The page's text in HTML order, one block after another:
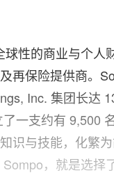
球性的商业与个人
再保险提供商。
Inc. 集团长达
一支约有 9,500
识与技能，化繁
，就是选择